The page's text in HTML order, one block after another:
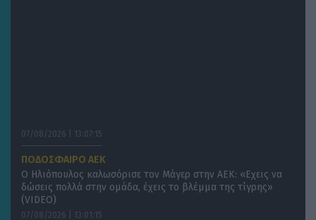
07/08/2026 | 13:07:15
ΠΟΔΟΣΦΑΙΡΟ ΑΕΚ
Ο Ηλιόπουλος καλωσόρισε τον Μάγερ στην ΑΕΚ: «Εχεις να
δώσεις πολλά στην ομάδα, έχεις το βλέμμα της τίγρης»
(VIDEO)
07/08/2026 | 13:01:15